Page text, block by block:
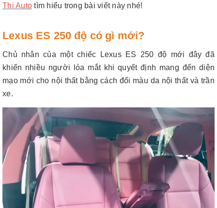
Thi Auto tìm hiểu trong bài viết này nhé!
Lexus ES 250 độ có gì mới?
Chủ nhân của một chiếc Lexus ES 250 độ mới đây đã
khiến nhiều người lóa mắt khi quyết định mang đến diện
mạo mới cho nội thất bằng cách đổi màu da nội thất và trần
xe.